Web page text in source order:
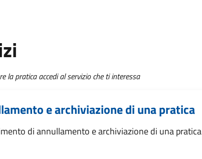
la pratica accedi al servizio che ti interessa
e archiviazione di una pratica
di annullamento e archiviazione di una pratica